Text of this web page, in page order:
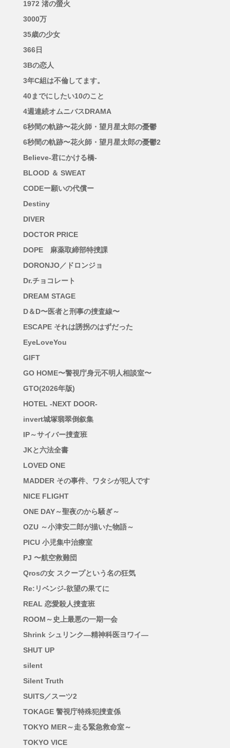
1972 渚の螢火
3000万
35歳の少女
366日
3Bの恋人
3年C組は不倫してます。
40までにしたい10のこと
4週連続オムニバスDRAMA
6秒間の軌跡〜花火師・望月星太郎の憂鬱
6秒間の軌跡〜花火師・望月星太郎の憂鬱2
Believe-君にかける橋-
BLOOD ＆ SWEAT
CODEー願いの代償ー
Destiny
DIVER
DOCTOR PRICE
DOPE 麻薬取締部特捜課
DORONJO／ドロンジョ
Dr.チョコレート
DREAM STAGE
D＆D〜医者と刑事の捜査線〜
ESCAPE それは誘拐のはずだった
EyeLoveYou
GIFT
GO HOME〜警視庁身元不明人相談室〜
GTO(2026年版)
HOTEL -NEXT DOOR-
invert城塚翡翠倒叙集
IP～サイバー捜査班
JKと六法全書
LOVED ONE
MADDER その事件、ワタシが犯人です
NICE FLIGHT
ONE DAY～聖夜のから騒ぎ～
OZU ～小津安二郎が描いた物語～
PICU 小児集中治療室
PJ 〜航空救難団
Qrosの女 スクープという名の狂気
Re:リベンジ-欲望の果てに
REAL 恋愛殺人捜査班
ROOM～史上最悪の一期一会
Shrink シュリンク―精神科医ヨワイ―
SHUT UP
silent
Silent Truth
SUITS／スーツ2
TOKAGE 警視庁特殊犯捜査係
TOKYO MER～走る緊急救命室～
TOKYO VICE